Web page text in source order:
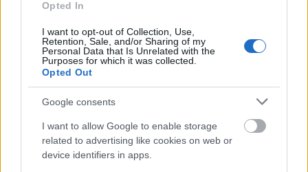
Opted In
I want to opt-out of Collection, Use,
Retention, Sale, and/or Sharing of my
Personal Data that Is Unrelated with the
Purposes for which it was collected.
Opted Out
Google consents
I want to allow Google to enable storage
related to advertising like cookies on web or
device identifiers in apps.
Jessica Biel a leglazább és
legsikkesebb anyuka, ezzel a szettel
bizonyította: